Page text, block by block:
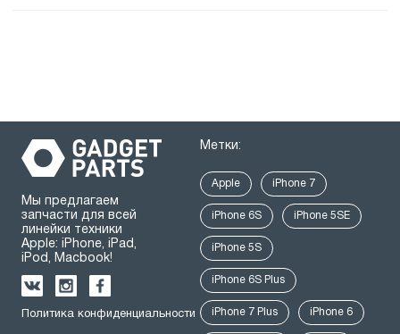
Мы предлагаем
запчасти для всей
линейки техники
Apple: iPhone, iPad,
iPod, Macbook!
Политика конфиденциальности
Метки:
Apple iPhone 7
iPhone 6S iPhone 5SE
iPhone 5S
iPhone 6S Plus
iPhone 7 Plus iPhone 6